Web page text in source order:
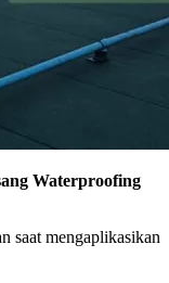
Waterproofing
saat mengaplikasikan